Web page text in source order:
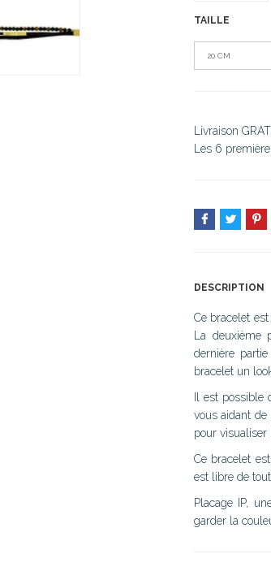
TAILLE
20 CM
Livraison
Les 6
DESCRIPTION
Ce bracelet
La
dernière
bracelet un
Il est
vous aidant de
pour visualiser
Ce bracelet
est libre de
Placage IP,
garder la